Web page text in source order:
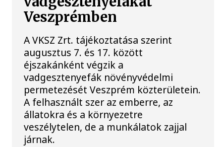
Veszprémben
A VKSZ Zrt. tájékoztatása szerint
augusztus 7. és 17. között
éjszakánként végzik a
vadgesztenyefák növényvédelmi
permetezését Veszprém közterületein.
A felhasznált szer az emberre, az
állatokra és a környezetre
veszélytelen, de a munkálatok zajjal
járnak.